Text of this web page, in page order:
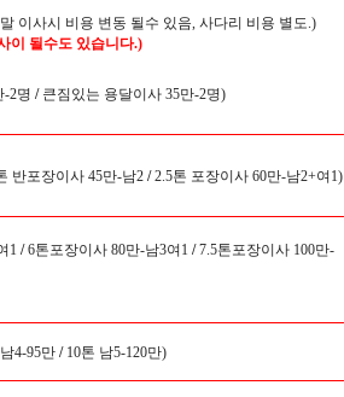
이사시 비용 변동 될수 있음, 사다리 비용 별도.)
이 될수도 있습니다.)
-2명 /큰짐있는 용달이사 35만-2명)
반포장이사 45만-남2 /2.5톤 포장이사 60만-남2+여1)
1 /6톤포장이사 80만-남3여1 /7.5톤포장이사 100만-
4-95만 /10톤 남5-120만)